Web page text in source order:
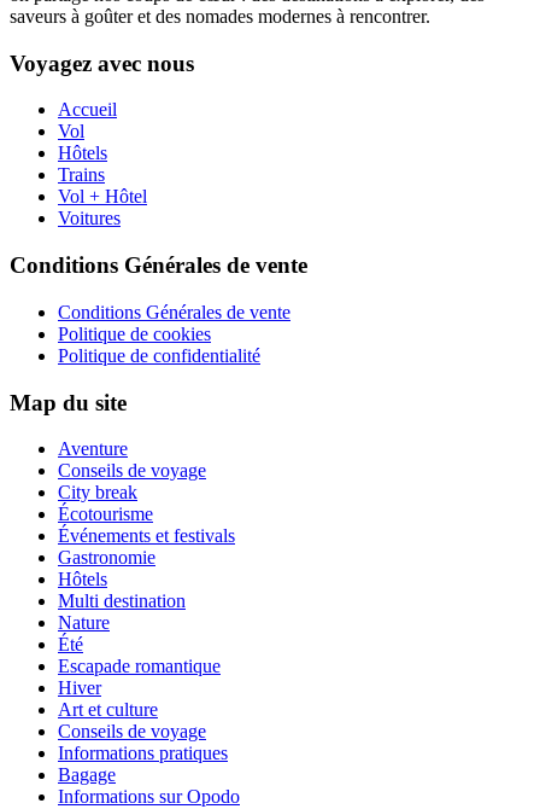
saveurs à goûter et des nomades modernes à rencontrer.
Voyagez avec nous
Accueil
Vol
Hôtels
Trains
Vol + Hôtel
Voitures
Conditions Générales de vente
Conditions Générales de vente
Politique de cookies
Politique de confidentialité
Map du site
Aventure
Conseils de voyage
City break
Écotourisme
Événements et festivals
Gastronomie
Hôtels
Multi destination
Nature
Été
Escapade romantique
Hiver
Art et culture
Conseils de voyage
Informations pratiques
Bagage
Informations sur Opodo